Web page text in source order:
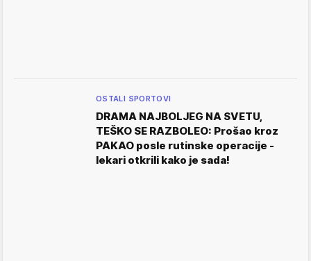
OSTALI SPORTOVI
DRAMA NAJBOLJEG NA SVETU,
TEŠKO SE RAZBOLEO: Prošao kroz
PAKAO posle rutinske operacije -
lekari otkrili kako je sada!